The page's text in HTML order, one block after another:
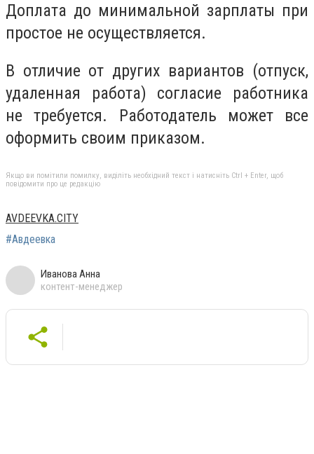
Доплата до минимальной зарплаты при
простое не осуществляется.
В отличие от других вариантов (отпуск,
удаленная работа) согласие работника
не требуется. Работодатель может все
оформить своим приказом.
Якщо ви помітили помилку, виділіть необхідний текст і натисніть Ctrl + Enter, щоб
повідомити про це редакцію
AVDEEVKA.CITY
#Авдеевка
Иванова Анна
контент-менеджер